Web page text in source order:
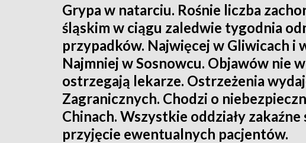
Grypa w natarciu. Rośnie liczba
śląskim w ciągu zaledwie tygodnia
przypadków. Najwięcej w Gliwicach i
Najmniej w Sosnowcu. Objawów nie
ostrzegają lekarze. Ostrzeżenia
Zagranicznych. Chodzi o
Chinach. Wszystkie oddziały
przyjęcie ewentualnych pacjentów.